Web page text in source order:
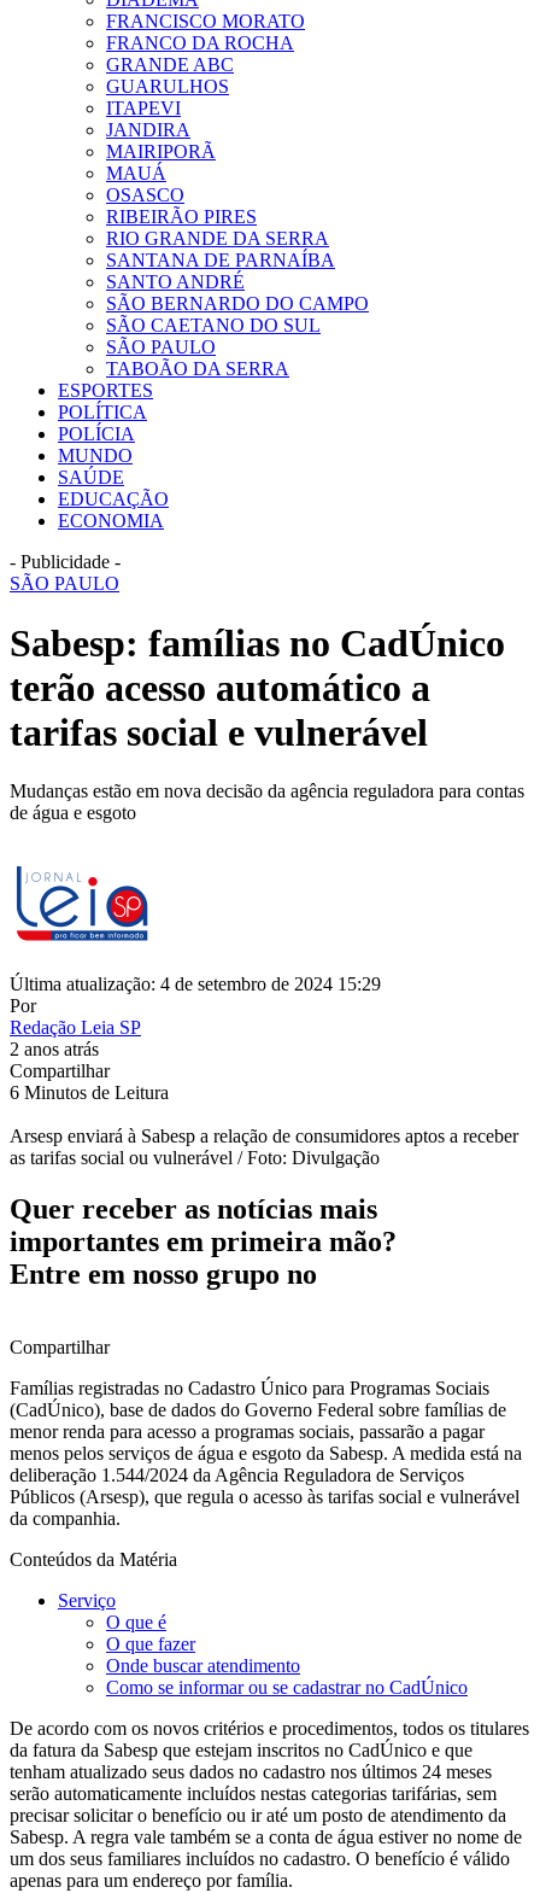
FRANCISCO MORATO
FRANCO DA ROCHA
GRANDE ABC
GUARULHOS
ITAPEVI
JANDIRA
MAIRIPORÃ
MAUÁ
OSASCO
RIBEIRÃO PIRES
RIO GRANDE DA SERRA
SANTANA DE PARNAÍBA
SANTO ANDRÉ
SÃO BERNARDO DO CAMPO
SÃO CAETANO DO SUL
SÃO PAULO
TABOÃO DA SERRA
ESPORTES
POLÍTICA
POLÍCIA
MUNDO
SAÚDE
EDUCAÇÃO
ECONOMIA
- Publicidade -
SÃO PAULO
Sabesp: famílias no CadÚnico
terão acesso automático a
tarifas social e vulnerável
Mudanças estão em nova decisão da agência reguladora para contas
de água e esgoto
Última atualização: 4 de setembro de 2024 15:29
Por
Redação Leia SP
2 anos atrás
Compartilhar
6 Minutos de Leitura
Arsesp enviará à Sabesp a relação de consumidores aptos a receber
as tarifas social ou vulnerável / Foto: Divulgação
Quer receber as notícias mais
importantes em primeira mão?
Entre em nosso grupo no
Compartilhar
Famílias registradas no Cadastro Único para Programas Sociais
(CadÚnico), base de dados do Governo Federal sobre famílias de
menor renda para acesso a programas sociais, passarão a pagar
menos pelos serviços de água e esgoto da Sabesp. A medida está na
deliberação 1.544/2024 da Agência Reguladora de Serviços
Públicos (Arsesp), que regula o acesso às tarifas social e vulnerável
da companhia.
Conteúdos da Matéria
Serviço
O que é
O que fazer
Onde buscar atendimento
Como se informar ou se cadastrar no CadÚnico
De acordo com os novos critérios e procedimentos, todos os titulares
da fatura da Sabesp que estejam inscritos no CadÚnico e que
tenham atualizado seus dados no cadastro nos últimos 24 meses
serão automaticamente incluídos nestas categorias tarifárias, sem
precisar solicitar o benefício ou ir até um posto de atendimento da
Sabesp. A regra vale também se a conta de água estiver no nome de
um dos seus familiares incluídos no cadastro. O benefício é válido
apenas para um endereço por família.